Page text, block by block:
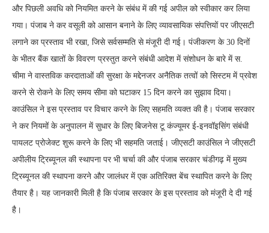
और पिछली अवधि को नियमित करने के संबंध में की गई अपील को स्वीकार कर लिया
गया। पंजाब ने कर वसूली को आसान बनाने के लिए व्यावसायिक संपत्तियों पर जीएसटी
लगाने का प्रस्ताव भी रखा, जिसे सर्वसम्मति से मंजूरी दी गई। पंजीकरण के 30 दिनों
के भीतर बैंक खातों के विवरण प्रस्तुत करने संबंधी आदेश में संशोधन के बारे में स.
चीमा ने वास्तविक करदाताओं की सुरक्षा के मद्देनजर अनैतिक तत्वों को सिस्टम में प्रवेश
करने से रोकने के लिए समय सीमा को घटाकर 15 दिन करने का सुझाव दिया।
काउंसिल ने इस प्रस्ताव पर विचार करने के लिए सहमति व्यक्त की है। पंजाब सरकार
ने कर नियमों के अनुपालन में सुधार के लिए बिजनेस टू कंज्यूमर ई-इनवॉइसिंग संबंधी
पायलट प्रोजेक्ट शुरू करने के लिए भी सहमति जताई। जीएसटी काउंसिल ने जीएसटी
अपीलीय ट्रिब्यूनल की स्थापना पर भी चर्चा की और पंजाब सरकार चंडीगढ़ में मुख्य
ट्रिब्यूनल की स्थापना करने और जालंधर में एक अतिरिक्त बेंच स्थापित करने के लिए
तैयार है। यह जानकारी मिली है कि पंजाब सरकार के इस प्रस्ताव को मंजूरी दे दी गई
है।